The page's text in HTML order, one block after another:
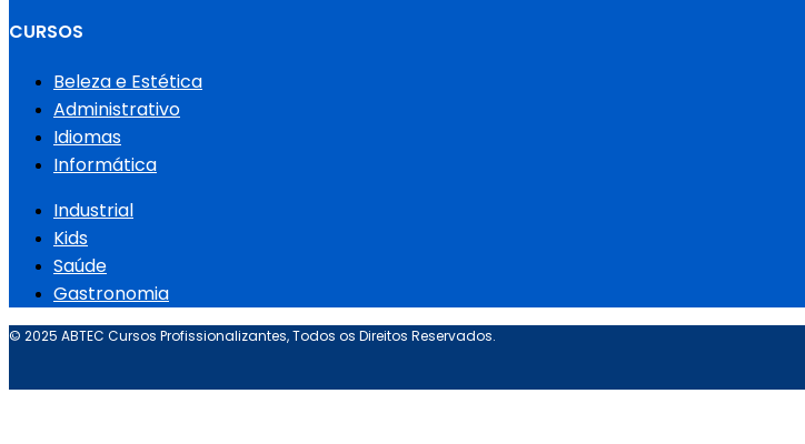
CURSOS
Beleza e Estética
Administrativo
Idiomas
Informática
Industrial
Kids
Saúde
Gastronomia
© 2025 ABTEC Cursos Profissionalizantes, Todos os Direitos Reservados.